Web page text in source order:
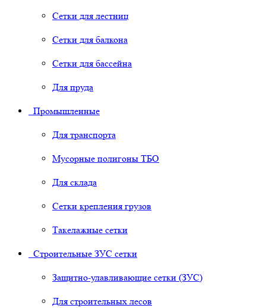
Сетки для лестниц
Сетки для балкона
Сетки для бассейна
Для пруда
Промышленные
Для транспорта
Мусорные полигоны ТБО
Для склада
Сетки крепления грузов
Такелажные сетки
Строительные ЗУС сетки
Защитно-улавливающие сетки (ЗУС)
Для строительных лесов